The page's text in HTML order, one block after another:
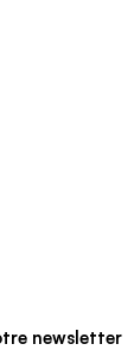
newsletter